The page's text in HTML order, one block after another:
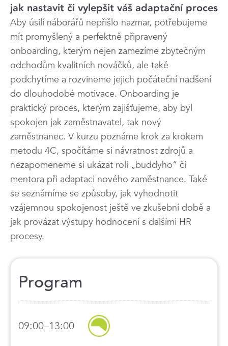
jak nastavit či vylepšit váš adaptační proces
Aby úsilí náborářů nepřišlo nazmar, potřebujeme
mít promyšlený a perfektně připravený
onboarding, kterým nejen zamezíme zbytečným
odchodům kvalitních nováčků, ale také
podchytíme a rozvineme jejich počáteční nadšení
do dlouhodobé motivace. Onboarding je
praktický proces, kterým zajišťujeme, aby byl
spokojen jak zaměstnavatel, tak nový
zaměstnanec. V kurzu poznáme krok za krokem
metodu 4C, spočítáme si návratnost zdrojů a
nezapomeneme si ukázat roli „buddyho“ či
mentora při adaptaci nového zaměstnance. Také
se seznámíme se způsoby, jak vyhodnotit
vzájemnou spokojenost ještě ve zkušební době a
jak provázat výstupy hodnocení s dalšími HR
procesy.
Program
09:00–13:00